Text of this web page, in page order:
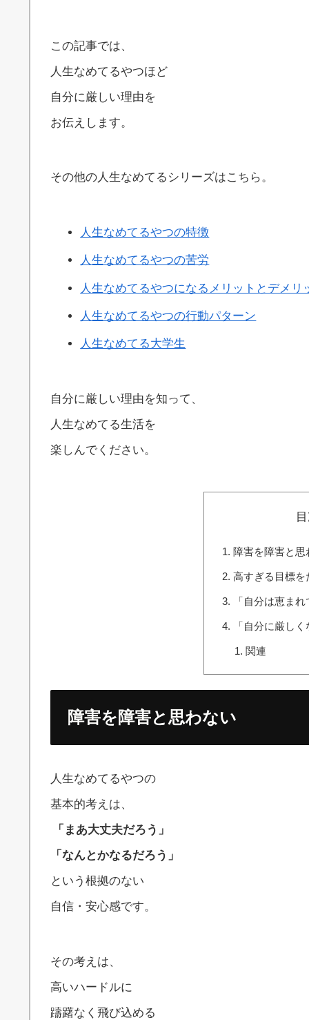
この記事では、
人生なめてるやつほど
自分に厳しい理由を
お伝えします。
その他の人生なめてるシリーズはこちら。
人生なめてるやつの特徴
人生なめてるやつの苦労
人生なめてるやつになるメリットとデメリ
人生なめてるやつの行動パターン
人生なめてる大学生
自分に厳しい理由を知って、
人生なめてる生活を
楽しんでください。
障害を障害と思
高すぎる目標を
「自分は恵ま
「自分に厳し
関連
障害を障害と思わない
人生なめてるやつの
基本的考えは、
「まあ大丈夫だろう」
「なんとかなるだろう」
という根拠のない
自信・安心感です。
その考えは、
高いハードルに
躊躇なく飛び込める